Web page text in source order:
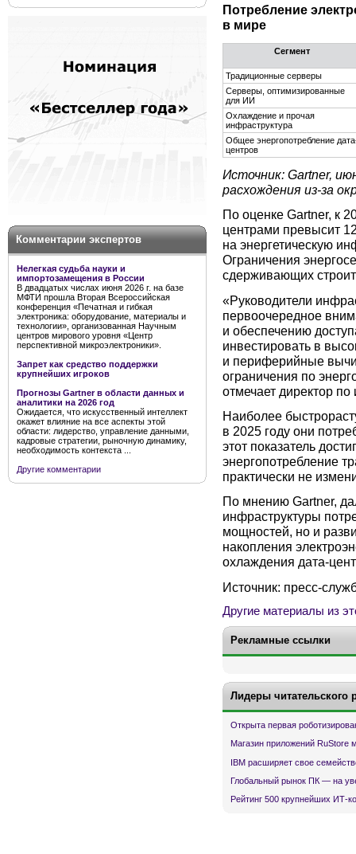
Комментарии экспертов
Нелегкая судьба науки и
импортозамещения в России
В двадцатых числах июня 2026 г. на базе
МФТИ прошла Вторая Всероссийская
конференция «Печатная и гибкая
электроника: оборудование, материалы и
технологии», организованная Научным
центров мирового уровня «Центр
перспективной микроэлектроники».
Запрет как средство поддержки
крупнейших игроков
Прогнозы Gartner в области данных и
аналитики на 2026 год
Ожидается, что искусственный интеллект
окажет влияние на все аспекты этой
области: лидерство, управление данными,
кадровые стратегии, рыночную динамику,
необходимость контекста ...
Другие комментарии
Потребление
в мире
Сегмент
Традиционные серверы
Серверы, оптимизированные
для ИИ
Охлаждение и прочая
инфраструктура
Общее энергопотребление
центров
Источник: Gartner,
расхождения из-за
По оценке Gartner, к
центрами превысит
на энергетическую
Ограничения
сдерживающих
«Руководители
первоочередное
и обеспечению
инвестировать в
и периферийные
ограничения по
отмечает директор
Наиболее
в 2025 году они
этот показатель
энергопотребление
практически не
По мнению Gartner,
инфраструктуры
мощностей, но и
накопления
охлаждения дата-
Источник: пресс-
Другие материалы из
Рекламные ссылки
Лидеры читательского
Открыта первая
Магазин приложений RuStore
IBM расширяет свое
Глобальный рынок ПК — на
Рейтинг 500 крупнейших ИТ-